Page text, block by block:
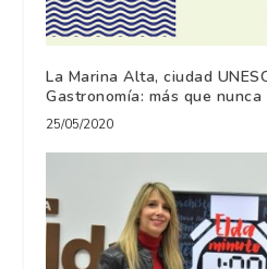
La Marina Alta, ciudad
Gastronomía: más que
25/05/2020